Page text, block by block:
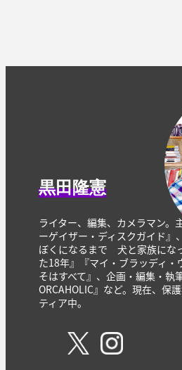
黒田隆憲
ライター、編集、カメラマン。
ーゲイザー・ ディスクガイド』
ぼくになるまで 犬と家族にな
た18年』『マイ・ブラッディ・
そはすべて』、企画・編集・執
ORCAHOLIC』など。現在、保
ティア中。